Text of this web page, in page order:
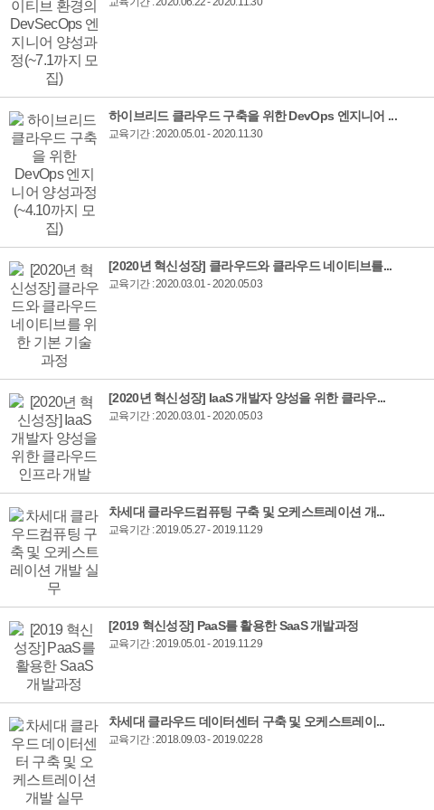
하이브리드 클라우드 구축을 위한 DevOps 엔지니어 ...
교육기간 : 2020.05.01 - 2020.11.30
[2020년 혁신성장] 클라우드와 클라우드 네이티브를...
교육기간 : 2020.03.01 - 2020.05.03
[2020년 혁신성장] IaaS 개발자 양성을 위한 클라우...
교육기간 : 2020.03.01 - 2020.05.03
차세대 클라우드컴퓨팅 구축 및 오케스트레이션 개...
교육기간 : 2019.05.27 - 2019.11.29
[2019 혁신성장] PaaS를 활용한 SaaS 개발과정
교육기간 : 2019.05.01 - 2019.11.29
차세대 클라우드 데이터센터 구축 및 오케스트레이...
교육기간 : 2018.09.03 - 2019.02.28